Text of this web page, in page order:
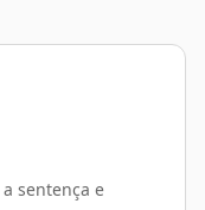
sentença e